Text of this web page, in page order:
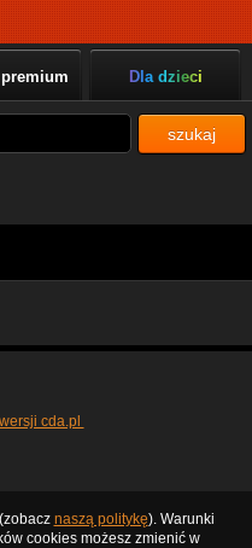
Dla dzieci
szukaj
cda.pl
naszą politykę). Warunki
cookies możesz zmienić w